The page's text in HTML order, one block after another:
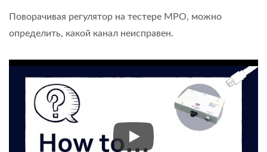
Поворачивая регулятор на тестере MPO, можно
определить, какой канал неисправен.
Поворачивая регулятор на